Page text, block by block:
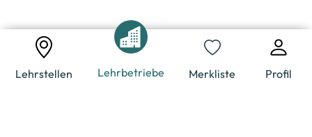
Lehrstellen Lehrbetriebe Merkliste Profil